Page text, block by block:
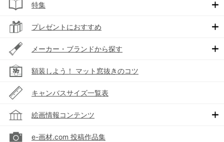
特集
プレゼントにおすすめ
メーカー・ブランドから探す
額装しよう！ マット窓抜きのコツ
キャンバスサイズ一覧表
絵画情報コンテンツ
e-画材.com 投稿作品集